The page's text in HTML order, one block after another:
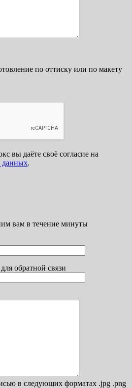
по оттиску или по макету
вы даёте своё согласие на
данных.
вам в течение минуты
обратной связи
в следующих форматах .jpg .png